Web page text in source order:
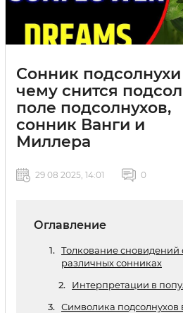
Сонник подсолнухи
чему снится
поле подсолнухов,
сонник Ванги и
Миллера
29 08 2025, 14:01 0
Оглавление
Толкование сновидений
различных сонниках
Интерпретации в
Символика подсолнухов